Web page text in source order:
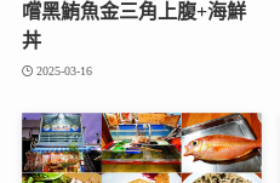
嚐黑鮪魚金三角上腹+海鮮
丼
2025-03-16